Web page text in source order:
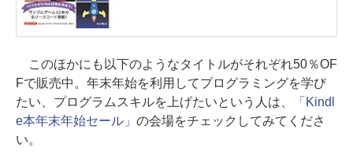
このほかにも以下のようなタイトルがそれぞれ50％OF
Fで販売中。年末年始を利用してプログラミングを学び
たい、プログラムスキルを上げたいという人は、
「Kindl
e本年末年始セール」 の会場をチェックしてみてくださ
い。